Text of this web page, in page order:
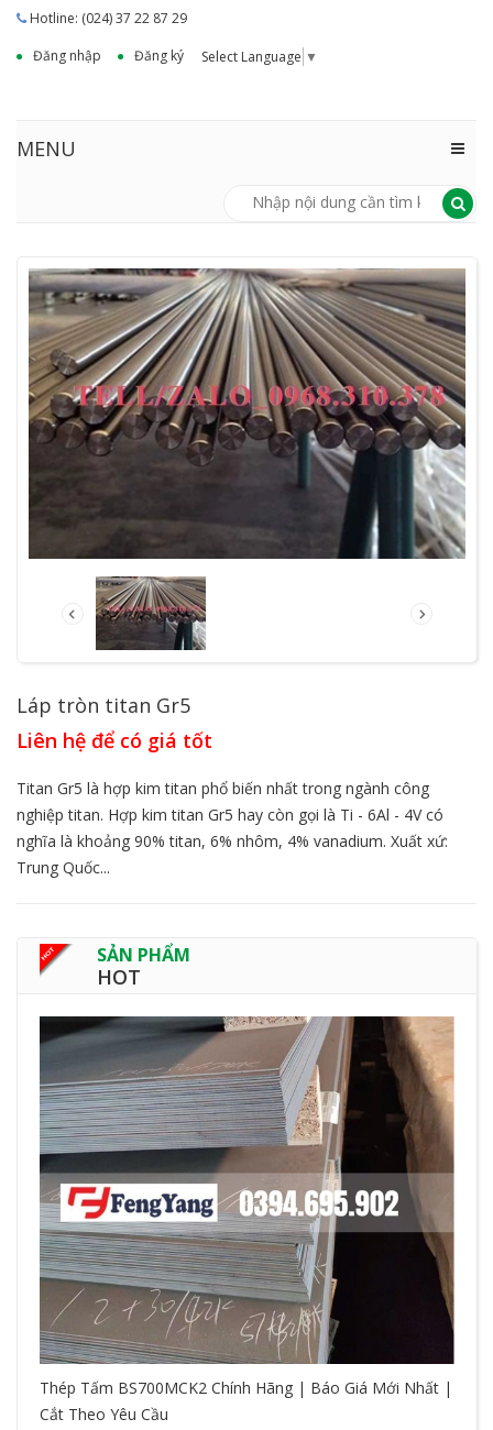
Hotline: (024) 37 22 87 29
Đăng nhập
Đăng ký Select Language ▼
MENU
Láp tròn titan Gr5
Liên hệ để có giá tốt
Titan Gr5 là hợp kim titan phổ biến nhất trong ngành công
nghiệp titan. Hợp kim titan Gr5 hay còn gọi là Ti - 6Al - 4V có
nghĩa là khoảng 90% titan, 6% nhôm, 4% vanadium. Xuất xứ:
Trung Quốc...
SẢN PHẨM
HOT
Thép Tấm BS700MCK2 Chính Hãng | Báo Giá Mới Nhất |
Cắt Theo Yêu Cầu